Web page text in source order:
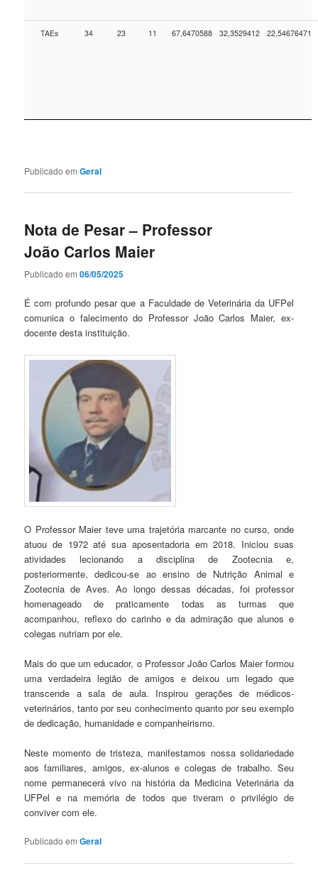
TAEs 34 23 11 67,6470588 32,3529412 22,54676471
Publicado em Geral
Nota de Pesar – Professor
João Carlos Maier
Publicado em06/05/2025
É com profundo pesar que a Faculdade de Veterinária da UFPel
comunica o falecimento do Professor João Carlos Maier, ex-
docente desta instituição.
O Professor Maier teve uma trajetória marcante no curso, onde
atuou de 1972 até sua aposentadoria em 2018. Iniciou suas
atividades lecionando a disciplina de Zootecnia e,
posteriormente, dedicou-se ao ensino de Nutrição Animal e
Zootecnia de Aves. Ao longo dessas décadas, foi professor
homenageado de praticamente todas as turmas que
acompanhou, reflexo do carinho e da admiração que alunos e
colegas nutriam por ele.
Mais do que um educador, o Professor João Carlos Maier formou
uma verdadeira legião de amigos e deixou um legado que
transcende a sala de aula. Inspirou gerações de médicos-
veterinários, tanto por seu conhecimento quanto por seu exemplo
de dedicação, humanidade e companheirismo.
Neste momento de tristeza, manifestamos nossa solidariedade
aos familiares, amigos, ex-alunos e colegas de trabalho. Seu
nome permanecerá vivo na história da Medicina Veterinária da
UFPel e na memória de todos que tiveram o privilégio de
conviver com ele.
Publicado em Geral